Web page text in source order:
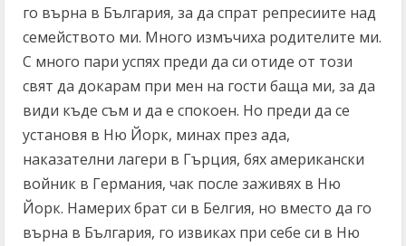
го върна в България, за да спрат репресиите над
семейството ми. Много измъчиха родителите ми.
С много пари успях преди да си отиде от този
свят да докарам при мен на гости баща ми, за да
види къде съм и да е спокоен. Но преди да се
установя в Ню Йорк, минах през ада,
наказателни лагери в Гърция, бях американски
войник в Германия, чак после заживях в Ню
Йорк. Намерих брат си в Белгия, но вместо да го
върна в България, го извиках при себе си в Ню